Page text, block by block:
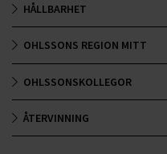
HÅLLBARHET
OHLSSONS REGION MITT
OHLSSONSKOLLEGOR
ÅTERVINNING